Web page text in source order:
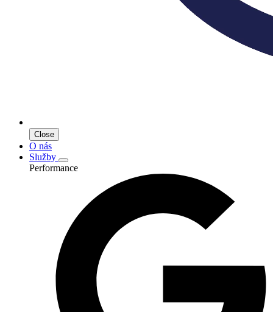
Close
O nás
Služby
Performance